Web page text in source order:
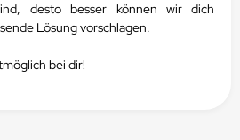
desto besser können wir dich
Lösung vorschlagen.
bei dir!